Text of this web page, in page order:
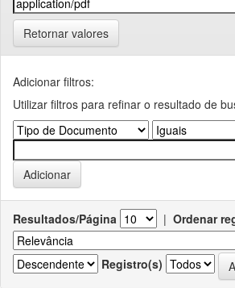
Retornar valores
Adicionar filtros:
Utilizar filtros para refinar o resultado de
Resultados/Página | Ordenar
Registro(s)